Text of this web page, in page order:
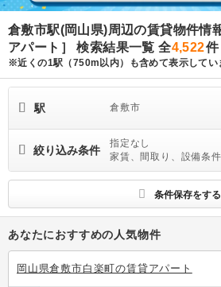
倉敷市駅(岡山県)周辺の賃貸物件情
アパート］ 検索結果一覧全4,522件
※近くの1駅（750m以内）も含めて表示してい
駅 倉敷市
絞り込み条件
指定なし
家賃、間取り、設備条
す
条件保存をする
あなたにおすすめの人気物件
岡山県倉敷市白楽町の賃貸アパート